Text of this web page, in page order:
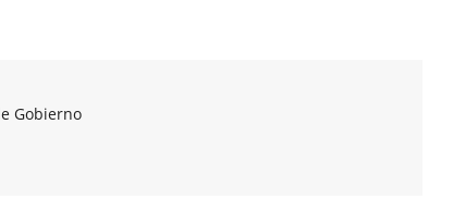
Gobierno